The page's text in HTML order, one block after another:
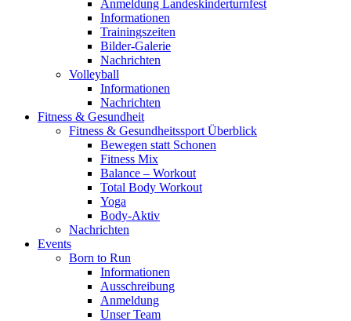
Anmeldung Landeskinderturnfest
Informationen
Trainingszeiten
Bilder-Galerie
Nachrichten
Volleyball
Informationen
Nachrichten
Fitness & Gesundheit
Fitness & Gesundheitssport Überblick
Bewegen statt Schonen
Fitness Mix
Balance – Workout
Total Body Workout
Yoga
Body-Aktiv
Nachrichten
Events
Born to Run
Informationen
Ausschreibung
Anmeldung
Unser Team